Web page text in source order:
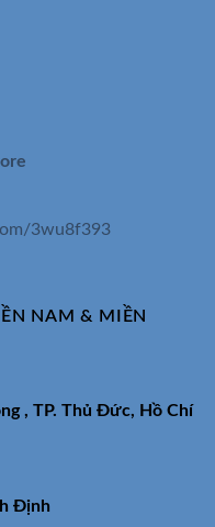
3wu8f393
NAM & MIỀN
, TP. Thủ Đức, Hồ Chí
Định